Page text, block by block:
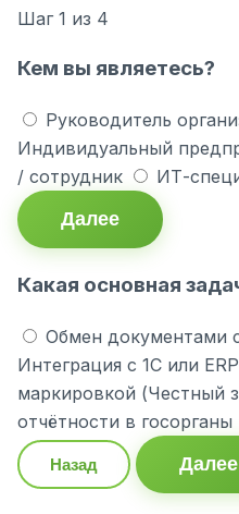
Шаг 1 из 4
Кем вы являетесь?
Руководитель
Индивидуальный
/ сотрудник
ИТ-
Далее
Какая основная
Обмен документами
Интеграция с 1С или ERP
маркировкой (Честный
отчётности в госорганы
Назад Далее